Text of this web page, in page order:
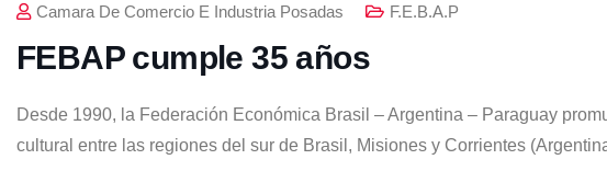
Camara De Comercio E Industria Posadas F.E.B.A.P
FEBAP cumple 35 años
Desde 1990, la Federación Económica Brasil – Argentina – Paraguay
cultural entre las regiones del sur de Brasil, Misiones y Corrientes